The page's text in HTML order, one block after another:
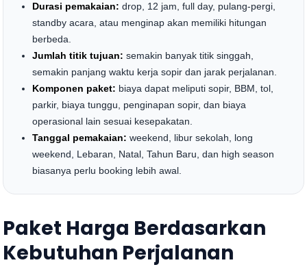
Durasi pemakaian: drop, 12 jam, full day, pulang-pergi,
standby acara, atau menginap akan memiliki hitungan
berbeda.
Jumlah titik tujuan: semakin banyak titik singgah,
semakin panjang waktu kerja sopir dan jarak perjalanan.
Komponen paket: biaya dapat meliputi sopir, BBM, tol,
parkir, biaya tunggu, penginapan sopir, dan biaya
operasional lain sesuai kesepakatan.
Tanggal pemakaian: weekend, libur sekolah, long
weekend, Lebaran, Natal, Tahun Baru, dan high season
biasanya perlu booking lebih awal.
Paket Harga Berdasarkan
Kebutuhan Perjalanan